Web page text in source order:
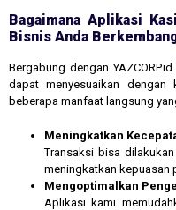
Bagaimana Aplikasi
Bisnis Anda
Bergabung dengan
dapat menyesuaikan dengan
beberapa manfaat langsung
Meningkatkan
Transaksi bisa
meningkatkan kepuasan
Mengoptimalkan
Aplikasi kami